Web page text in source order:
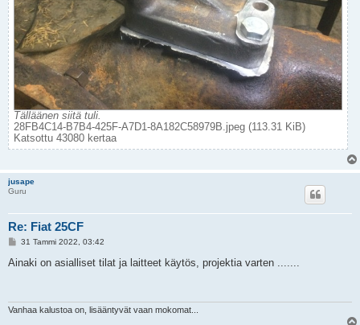
Tälläänen siitä tuli.
28FB4C14-B7B4-425F-A7D1-8A182C58979B.jpeg (113.31 KiB)
Katsottu 43080 kertaa
jusape
Guru
Re: Fiat 25CF
V
e
31 Tammi 2022, 03:42
Ainaki on asialliset tilat ja laitteet käytös, projektia varten .......
Vanhaa kalustoa on, lisääntyvät vaan mokomat...